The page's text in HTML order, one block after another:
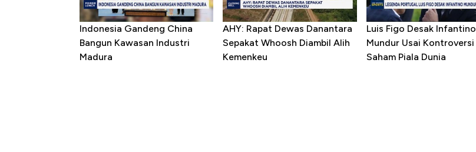
Indonesia Gandeng China
Bangun Kawasan Industri
Madura
AHY: Rapat Dewas Danantara
Sepakat Whoosh Diambil Alih
Kemenkeu
Luis Figo Desak Infantino
Mundur Usai Kontroversi
Saham Piala Dunia